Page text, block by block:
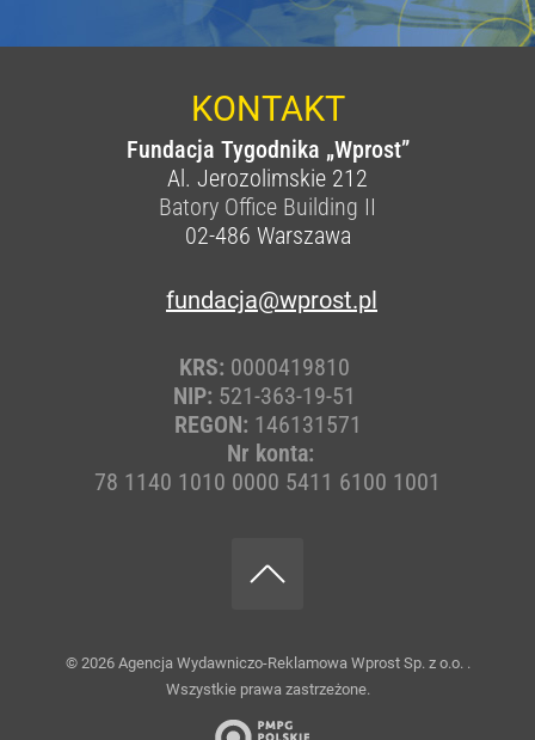
KONTAKT
Fundacja Tygodnika „Wprost”
Al. Jerozolimskie 212
Batory Office Building II
02-486 Warszawa
fundacja@wprost.pl
KRS: 0000419810
NIP: 521-363-19-51
REGON: 146131571
Nr konta:
78 1140 1010 0000 5411 6100 1001
© 2026 Agencja Wydawniczo-Reklamowa Wprost Sp. z o.o. .
Wszystkie prawa zastrzeżone.